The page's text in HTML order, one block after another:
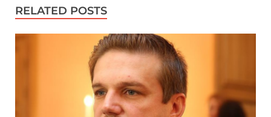
RELATED POSTS